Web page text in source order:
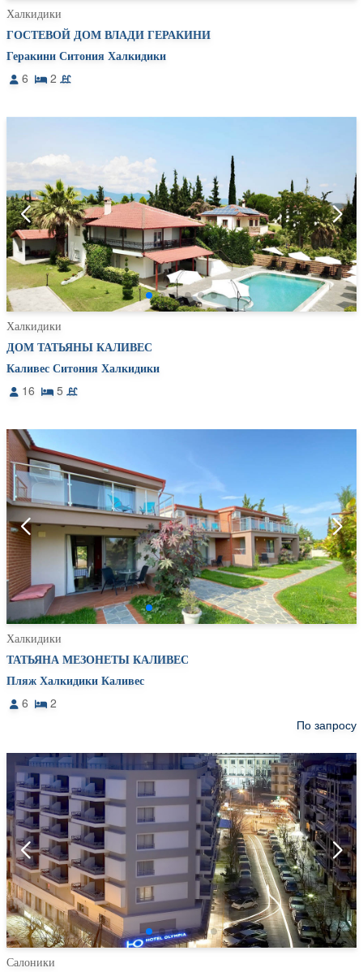
Халкидики
ГОСТЕВОЙ ДОМ ВЛАДИ ГЕРАКИНИ
Геракини Ситония Халкидики
6 2
Халкидики
ДОМ ТАТЬЯНЫ КАЛИВЕС
Каливес Ситония Халкидики
16 5
Халкидики
ТАТЬЯНА МЕЗОНЕТЫ КАЛИВЕС
Пляж Халкидики Каливес
6
2
По запросу
Салоники